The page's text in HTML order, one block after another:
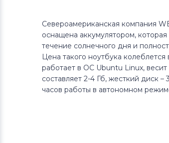
Североамериканская компания
оснащена аккумулятором,
течение солнечного дня и
Цена такого ноутбука
работает в ОС Ubuntu Linux,
составляет 2-4 Гб, жесткий диск
часов работы в автономном